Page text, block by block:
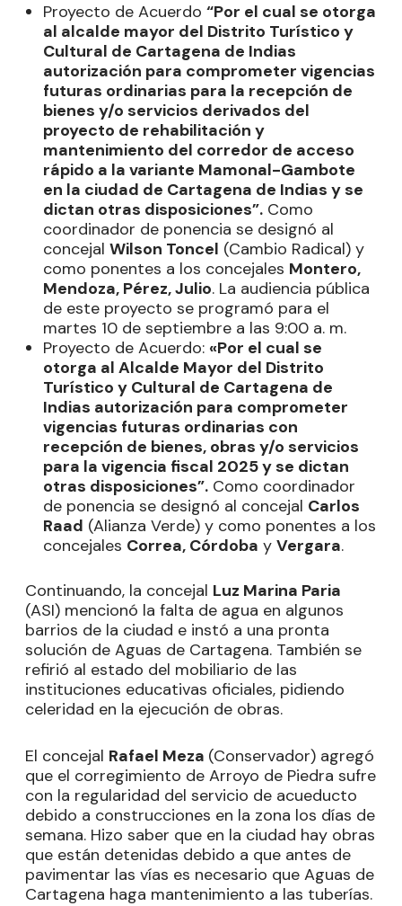
Proyecto de Acuerdo “Por el cual se otorga
al alcalde mayor del Distrito Turístico y
Cultural de Cartagena de Indias
autorización para comprometer vigencias
futuras ordinarias para la recepción de
bienes y/o servicios derivados del
proyecto de rehabilitación y
mantenimiento del corredor de acceso
rápido a la variante Mamonal-Gambote
en la ciudad de Cartagena de Indias y se
dictan otras disposiciones”. Como
coordinador de ponencia se designó al
concejal Wilson Toncel (Cambio Radical) y
como ponentes a los concejales Montero,
Mendoza, Pérez, Julio. La audiencia pública
de este proyecto se programó para el
martes 10 de septiembre a las 9:00 a. m.
Proyecto de Acuerdo: «Por el cual se
otorga al Alcalde Mayor del Distrito
Turístico y Cultural de Cartagena de
Indias autorización para comprometer
vigencias futuras ordinarias con
recepción de bienes, obras y/o servicios
para la vigencia fiscal 2025 y se dictan
otras disposiciones”. Como coordinador
de ponencia se designó al concejal Carlos
Raad (Alianza Verde) y como ponentes a los
concejales Correa, Córdoba y Vergara.
Continuando, la concejal Luz Marina Paria
(ASI) mencionó la falta de agua en algunos
barrios de la ciudad e instó a una pronta
solución de Aguas de Cartagena. También se
refirió al estado del mobiliario de las
instituciones educativas oficiales, pidiendo
celeridad en la ejecución de obras.
El concejal Rafael Meza (Conservador) agregó
que el corregimiento de Arroyo de Piedra sufre
con la regularidad del servicio de acueducto
debido a construcciones en la zona los días de
semana. Hizo saber que en la ciudad hay obras
que están detenidas debido a que antes de
pavimentar las vías es necesario que Aguas de
Cartagena haga mantenimiento a las tuberías.